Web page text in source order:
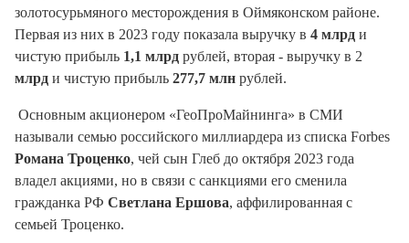
золотосурьмяного месторождения в Оймяконском районе.
Первая из них в 2023 году показала выручку в 4 млрд и
чистую прибыль 1,1 млрд рублей, вторая - выручку в 2
млрд и чистую прибыль 277,7 млн рублей.
Основным акционером «ГеоПроМайнинга» в СМИ
называли семью российского миллиардера из списка Forbes
Романа Троценко, чей сын Глеб до октября 2023 года
владел акциями, но в связи с санкциями его сменила
гражданка РФ Светлана Ершова, аффилированная с
семьей Троценко.